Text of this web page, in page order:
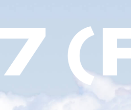
(